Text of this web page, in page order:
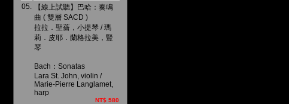
05.
【線上試聽】巴哈：奏鳴
曲 ( 雙層 SACD )
拉拉．聖薔，小提琴 / 瑪
莉．皮耶．蘭格拉美，豎
琴
Bach：Sonatas
Lara St. John, violin /
Marie-Pierre Langlamet,
harp
NT$ 580